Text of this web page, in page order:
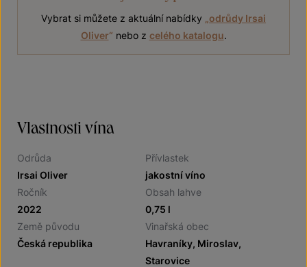
Vybrat si můžete z aktuální nabídky
odrůdy Irsai
Oliver“ nebo z celého katalogu.
Vlastnosti vína
Odrůda
Irsai Oliver
Přívlastek
jakostní víno
Ročník
2022
Obsah lahve
0,75 l
Země původu
Česká republika
Vinařská obec
Havraníky, Miroslav,
Starovice